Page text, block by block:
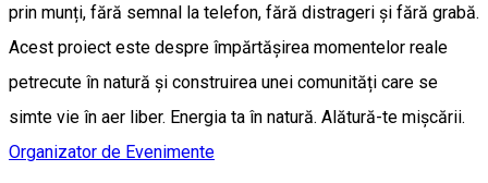
prin munți, fără semnal la telefon, fără distrageri și fără grabă.
Acest proiect este despre împărtășirea momentelor reale
petrecute în natură și construirea unei comunități care se
simte vie în aer liber. Energia ta în natură. Alătură-te mișcării.
Organizator de Evenimente